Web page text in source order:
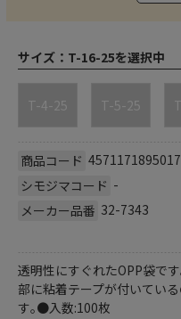
サイズ： T-16-25を選択中
T-4-25 T-5-25
商品コード 4571171895017
シモジマコード -
メーカー品番 32-7343
透明性にすぐれたOPP袋で
部に粘着テープが付いてい
す｡●入数:100枚